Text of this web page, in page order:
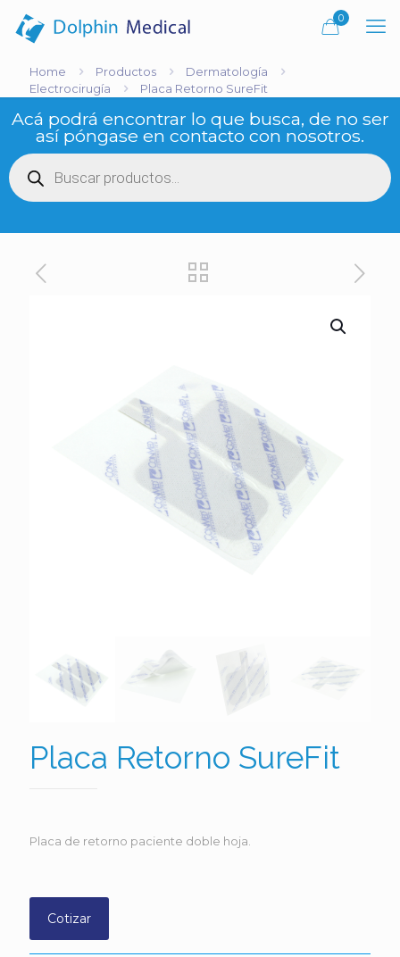
0
Home Productos
Dermatología
Electrocirugía
Placa Retorno SureFit
Acá podrá encontrar lo que busca, de no ser
así póngase en contacto con nosotros.
Búsqueda
de
productos
Placa Retorno SureFit
Placa de retorno paciente doble hoja.
Cotizar